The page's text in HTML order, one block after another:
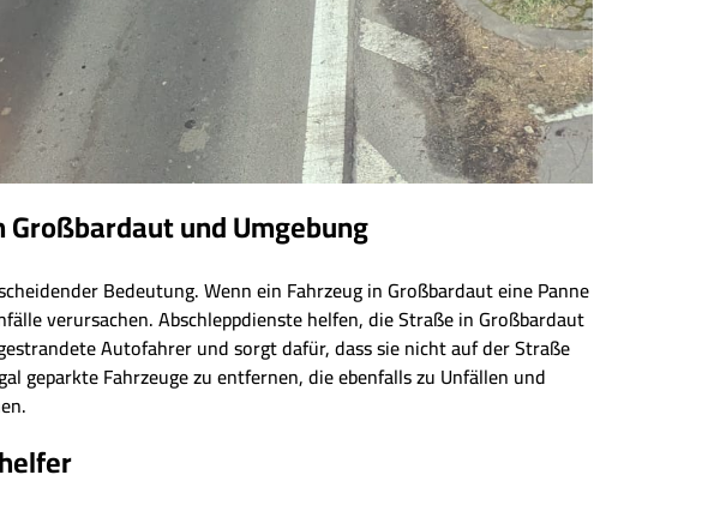
und Umgebung
Bedeutung. Wenn ein Fahrzeug in Großbardaut eine Panne
verursachen. Abschleppdienste helfen, die Straße in Großbardaut
Autofahrer und sorgt dafür, dass sie nicht auf der Straße
geparkte Fahrzeuge zu entfernen, die ebenfalls zu Unfällen und